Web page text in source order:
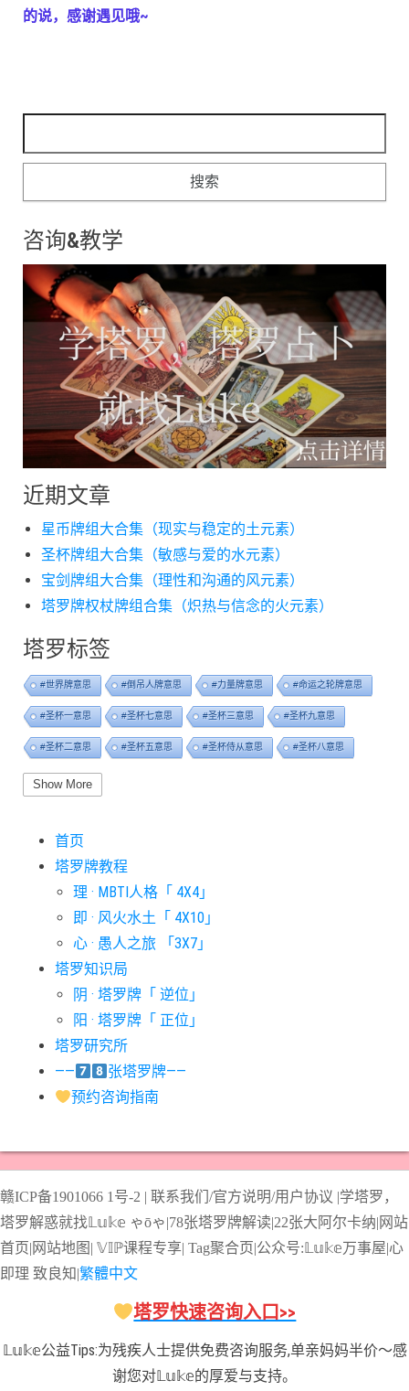
的说，感谢遇见哦~
咨询&教学
近期文章
星币牌组大合集（现实与稳定的土元素）
圣杯牌组大合集（敏感与爱的水元素）
宝剑牌组大合集（理性和沟通的风元素）
塔罗牌权杖牌组合集（炽热与信念的火元素）
塔罗标签
#世界牌意思 #倒吊人牌意思 #力量牌意思 #命运之轮牌意思
#圣杯一意思 #圣杯七意思 #圣杯三意思 #圣杯九意思
#圣杯二意思 #圣杯五意思 #圣杯侍从意思 #圣杯八意思
#圣杯六意思
#宝剑七意思
#宝剑五意思 #宝剑侍从意思
#审判牌意思
#愚人牌意思 #战车牌意思
#星币七意思 #星币三意思
#星币五意思 #星币侍从意思
#星币骑士意思 #星星牌意思
#权杖五意思 #权杖侍从意思 #权杖八意思 #权杖六意思
#权杖骑士意思 #死神牌意思 #皇后牌意思
#皇帝牌意思 #节制牌意思 #隐士牌意思 #高塔牌意思
#魔术师意思 圣杯骑士意思
Show More
首页
塔罗牌教程
理 · MBTI人格「 4X4」
即 · 风火水土「 4X10」
心 · 愚人之旅 「3X7」
塔罗知识局
阴 · 塔罗牌「 逆位」
阳 · 塔罗牌「 正位」
塔罗研究所
——
张塔罗牌——
预约咨询指南
赣ICP备1901066 1号-2 联系我们/官方说明/用户协议 学塔罗，
塔罗解惑就找𝕃𝕦𝕜𝕖 ゃōゃ| 78张塔罗牌解读 22张大阿尔卡纳 网站
首页 网站地图 𝕍𝕀ℙ课程专享 Tag聚合页 公众号:𝕃𝕦𝕜𝕖万事屋| 心
即理 致良知 繁體中文
塔罗快速咨询入口>>
𝕃𝕦𝕜𝕖公益Tips:为残疾人士提供免费咨询服务,单亲妈妈半价～感
谢您对𝕃𝕦𝕜𝕖的厚爱与支持。